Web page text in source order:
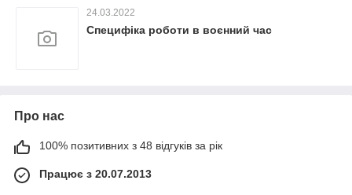
24.03.2022
Специфіка роботи в воєнний час
Про нас
100% позитивних з 48 відгуків за рік
Працює з 20.07.2013